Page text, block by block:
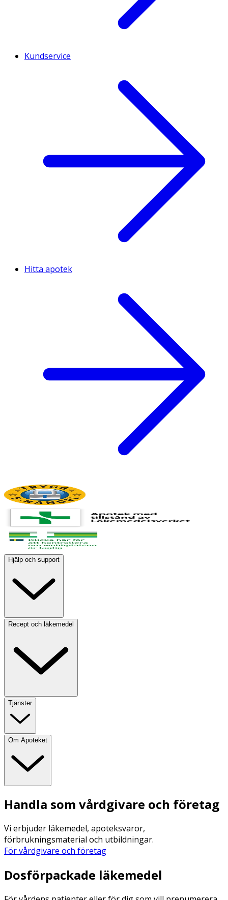
Kundservice
Hitta apotek
Hjälp och support
Recept och läkemedel
Tjänster
Om Apoteket
Handla som vårdgivare och företag
Vi erbjuder läkemedel, apoteksvaror,
förbrukningsmaterial och utbildningar.
För vårdgivare och företag
Dosförpackade läkemedel